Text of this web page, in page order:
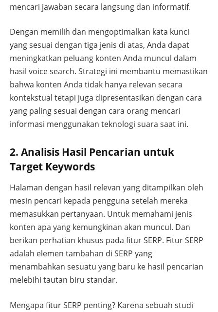
mencari jawaban secara langsung dan informatif.
Dengan memilih dan mengoptimalkan kata kunci
yang sesuai dengan tiga jenis di atas, Anda dapat
meningkatkan peluang konten Anda muncul dalam
hasil voice search. Strategi ini membantu memastikan
bahwa konten Anda tidak hanya relevan secara
kontekstual tetapi juga dipresentasikan dengan cara
yang paling sesuai dengan cara orang mencari
informasi menggunakan teknologi suara saat ini.
2. Analisis Hasil Pencarian untuk
Target Keywords
Halaman dengan hasil relevan yang ditampilkan oleh
mesin pencari kepada pengguna setelah mereka
memasukkan pertanyaan. Untuk memahami jenis
konten apa yang kemungkinan akan muncul. Dan
berikan perhatian khusus pada fitur SERP. Fitur SERP
adalah elemen tambahan di SERP yang
menambahkan sesuatu yang baru ke hasil pencarian
melebihi tautan biru standar.
Mengapa fitur SERP penting? Karena sebuah studi